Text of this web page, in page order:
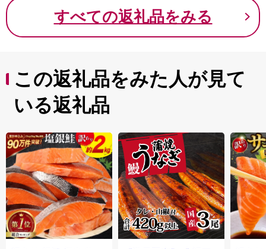
すべての返礼品をみる
この返礼品をみた人が見て
いる返礼品